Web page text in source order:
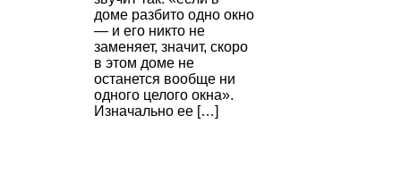
доме разбито одно окно
— и его никто не
заменяет, значит, скоро
в этом доме не
останется вообще ни
одного целого окна».
Изначально ее […]